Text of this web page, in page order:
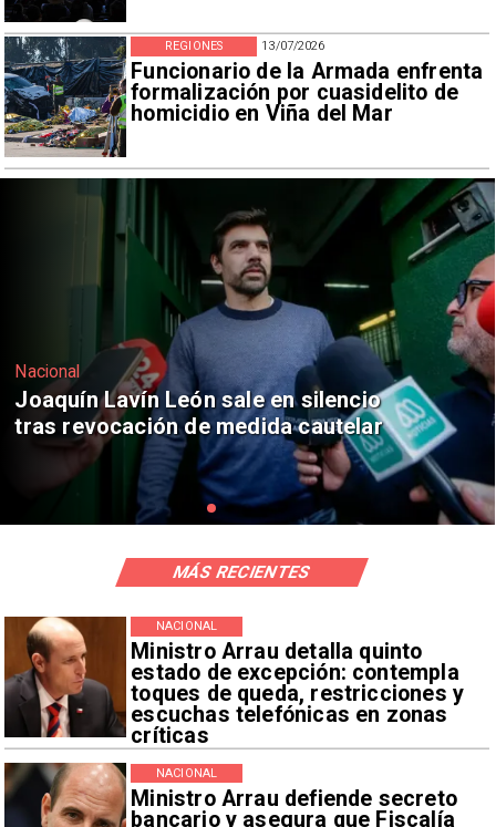
13/07/2026
Funcionario de la Armada enfrenta
formalización por cuasidelito de
homicidio en Viña del Mar
REGIONES
Nacional
Chile y Venezuela formalizan reinicio
de relaciones consulares
Ministro Arrau detalla quinto
estado de excepción: contempla
toques de queda, restricciones y
escuchas telefónicas en zonas
críticas
NACIONAL
Ministro Arrau defiende secreto
bancario y asegura que Fiscalía
NACIONAL
MÁS RECIENTES